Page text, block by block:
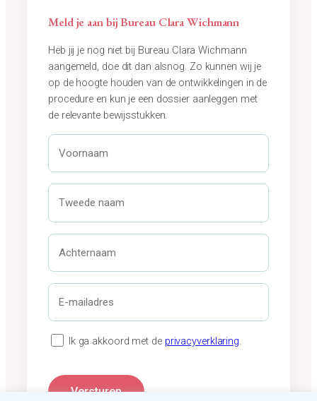
Meld je aan bij Bureau Clara Wichmann
Heb jij je nog niet bij Bureau Clara Wichmann
aangemeld, doe dit dan alsnog. Zo kunnen wij je
op de hoogte houden van de ontwikkelingen in de
procedure en kun je een dossier aanleggen met
de relevante bewijsstukken.
V
o
r
a
a
*
T
e
e
e
n
a
m
A
h
t
r
n
m
E
m
a
a
P
v
Ik ga akkoord met de privacyverklaring.
Versturen